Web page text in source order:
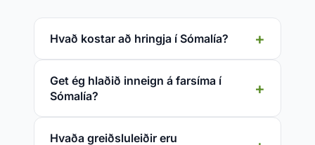
Hvað kostar að hringja í Sómalía?
Get ég hlaðið inneign á farsíma í
Sómalía?
Hvaða greiðsluleiðir eru